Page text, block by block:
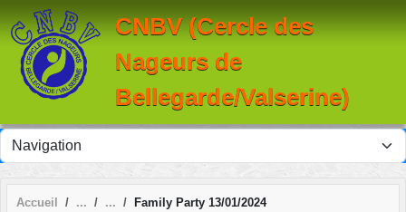
CNBV (Cercle des
Nageurs de
Bellegarde/Valserine)
Accueil Family Party 13/01/2024
Panneau de gestion des cookies